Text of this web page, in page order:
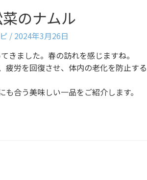
のナムル
/ 2024年3月26日
きました。春の訪れを感じますね。
労を回復させ、体内の老化を防止する
合う美味しい一品をご紹介します。